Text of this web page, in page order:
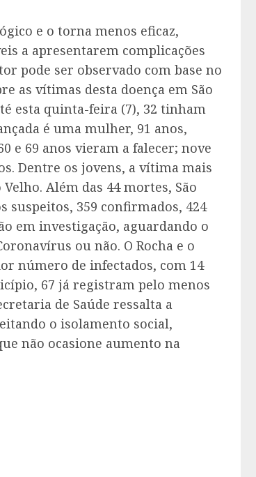
e o torna menos eficaz,
a apresentarem complicações
pode ser observado com base no
as vítimas desta doença em São
esta quinta-feira (7), 32 tinham
é uma mulher, 91 anos,
e 69 anos vieram a falecer; nove
Dentre os jovens, a vítima mais
Além das 44 mortes, São
suspeitos, 359 confirmados, 424
em investigação, aguardando o
ou não. O Rocha e o
número de infectados, com 14
67 já registram pelo menos
de Saúde ressalta a
o isolamento social,
não ocasione aumento na